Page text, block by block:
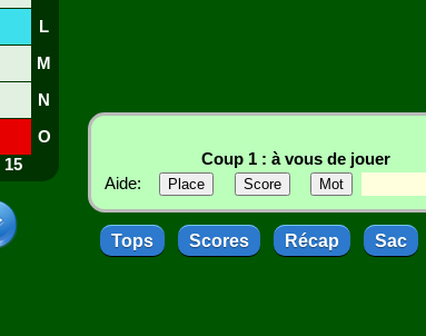
L
M
N
O
15
Coup 1 : à vous de jouer
Aide:
Tops Scores Récap Sac